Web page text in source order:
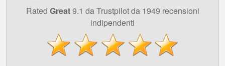
Rated Great9.1 da Trustpilot da 1949 recensioni
indipendenti